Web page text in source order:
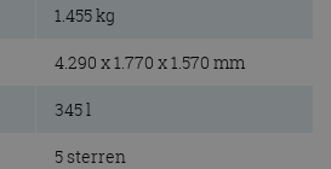
1.455 kg
4.290 x 1.770 x 1.570 mm
345 l
5 sterren